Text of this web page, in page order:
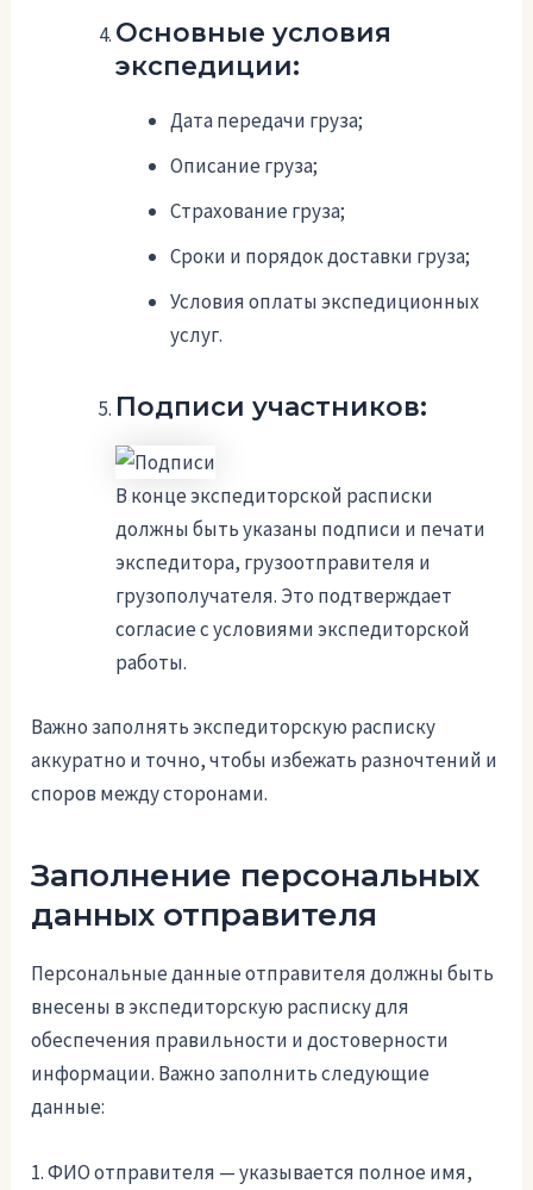
Основные условия
экспедиции:
Дата передачи груза;
Описание груза;
Страхование груза;
Сроки и порядок доставки груза;
Условия оплаты экспедиционных
услуг.
Подписи участников:
В конце экспедиторской расписки
должны быть указаны подписи и печати
экспедитора, грузоотправителя и
грузополучателя. Это подтверждает
согласие с условиями экспедиторской
работы.
Важно заполнять экспедиторскую расписку
аккуратно и точно, чтобы избежать разночтений и
споров между сторонами.
Заполнение персональных
данных отправителя
Персональные данные отправителя должны быть
внесены в экспедиторскую расписку для
обеспечения правильности и достоверности
информации. Важно заполнить следующие
данные:
1. ФИО отправителя — указывается полное имя,